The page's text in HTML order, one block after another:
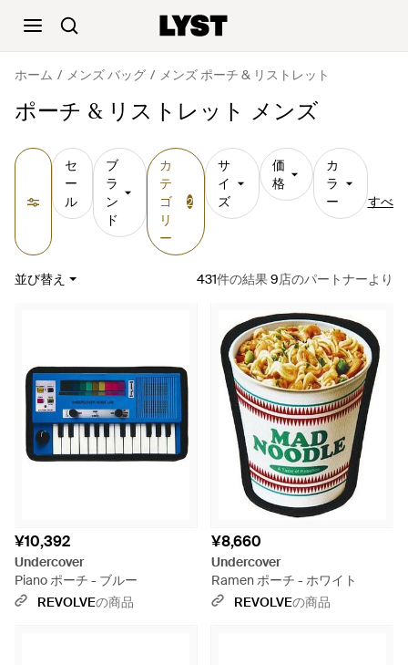
ホーム メンズ バッグ メンズ ポーチ & リストレット
ポーチ & リストレット メンズ
セ
ー
ル
ブ
ラ
ン
ド
カ
テ
ゴ
リ
ー
2
サ
イ
ズ
価
格
カ
ラ
ー
すべ
並び替え 431件の結果 9店のパートナーより
¥10,392
Undercover
Piano ポーチ - ブルー
REVOLVEの商品
¥8,660
Undercover
Ramen ポーチ - ホワイト
REVOLVEの商品